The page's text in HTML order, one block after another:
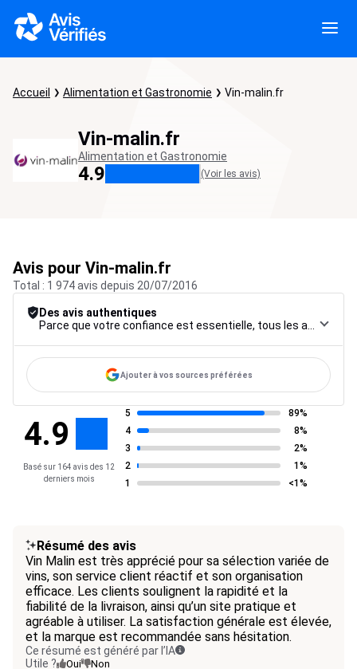
Accueil Alimentation et Gastronomie Vin-malin.fr
Vin-malin.fr
Alimentation et Gastronomie
4.9 (Voir les avis)
Avis pour Vin-malin.fr
Total : 1 974 avis depuis 20/07/2016
Des avis authentiques
Ajouter à vos sources préférées
4.9
Basé sur 164 avis des 12
derniers mois
5
89%
4
8%
3
2%
2
1%
1
<1%
Résumé des avis
Vin Malin est très apprécié pour sa sélection variée de
vins, son service client réactif et son organisation
efficace. Les clients soulignent la rapidité et la
fiabilité de la livraison, ainsi qu’un site pratique et
agréable à utiliser. La satisfaction générale est élevée,
et la marque est recommandée sans hésitation.
Ce résumé est généré par l’IA
Utile ?
Oui Non